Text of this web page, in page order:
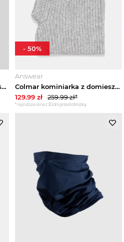
4F Bandana do biegania uniseks - czarna Uniwersalny
Answear
Colmar kominiarka z domieszką wełny szary
129.99 zł 259.99zł*
*najniższa cena z 30 dni przed obniżką
- 50%